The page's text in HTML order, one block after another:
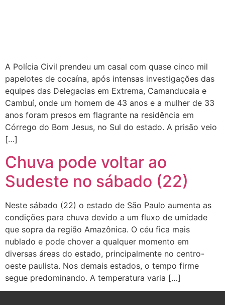
A Polícia Civil prendeu um casal com quase cinco mil
papelotes de cocaína, após intensas investigações das
equipes das Delegacias em Extrema, Camanducaia e
Cambuí, onde um homem de 43 anos e a mulher de 33
anos foram presos em flagrante na residência em
Córrego do Bom Jesus, no Sul do estado. A prisão veio
[…]
Chuva pode voltar ao
Sudeste no sábado (22)
Neste sábado (22) o estado de São Paulo aumenta as
condições para chuva devido a um fluxo de umidade
que sopra da região Amazônica. O céu fica mais
nublado e pode chover a qualquer momento em
diversas áreas do estado, principalmente no centro-
oeste paulista. Nos demais estados, o tempo firme
segue predominando. A temperatura varia […]